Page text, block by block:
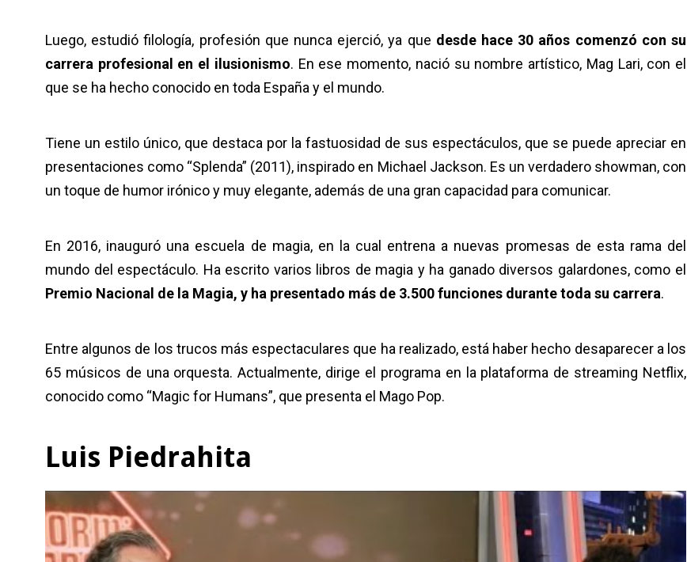
Luego, estudió filología, profesión que nunca ejerció, ya que desde hace 30 años comenzó con su
carrera profesional en el ilusionismo. En ese momento, nació su nombre artístico, Mag Lari, con el
que se ha hecho conocido en toda España y el mundo.
Tiene un estilo único, que destaca por la fastuosidad de sus espectáculos, que se puede apreciar en
presentaciones como “Splenda” (2011), inspirado en Michael Jackson. Es un verdadero showman, con
un toque de humor irónico y muy elegante, además de una gran capacidad para comunicar.
En 2016, inauguró una escuela de magia, en la cual entrena a nuevas promesas de esta rama del
mundo del espectáculo. Ha escrito varios libros de magia y ha ganado diversos galardones, como el
Premio Nacional de la Magia, y ha presentado más de 3.500 funciones durante toda su carrera.
Entre algunos de los trucos más espectaculares que ha realizado, está haber hecho desaparecer a los
65 músicos de una orquesta. Actualmente, dirige el programa en la plataforma de streaming Netflix,
conocido como “Magic for Humans”, que presenta el Mago Pop.
Luis Piedrahita